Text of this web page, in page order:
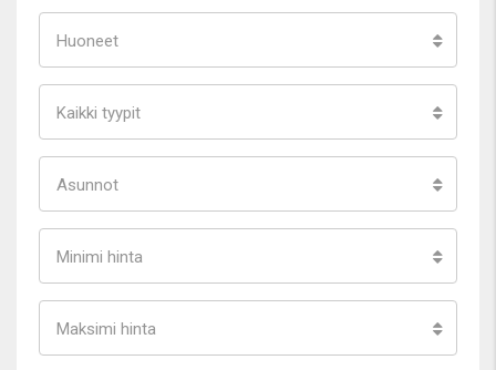
Huoneet
Kaikki tyypit
Asunnot
Minimi hinta
Maksimi hinta